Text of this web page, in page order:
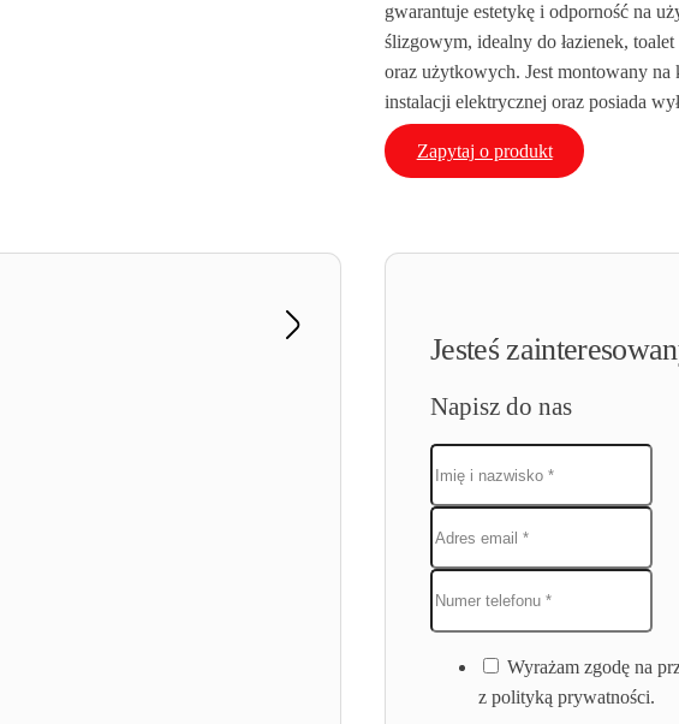
gwarantuje estetykę i odporność na
ślizgowym, idealny do łazienek,
oraz użytkowych. Jest montowany na
instalacji elektrycznej oraz posiada
Zapytaj o produkt
Jesteś
Napisz do nas
Wyrażam zgodę na
z polityką prywatności.